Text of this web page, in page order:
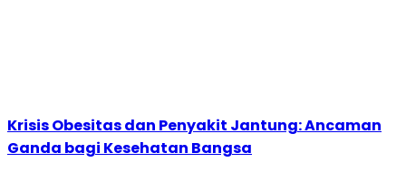
Krisis Obesitas dan Penyakit Jantung: Ancaman
Ganda bagi Kesehatan Bangsa